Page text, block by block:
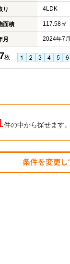
り 4LDK
面積 117.58㎡
月 2024年7月
枚
件の中から探せます。